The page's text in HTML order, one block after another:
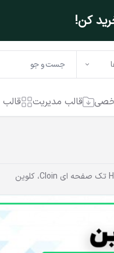
کن!
قالب مدیریت